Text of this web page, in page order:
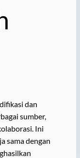
dan
sumber,
Ini
sama dengan